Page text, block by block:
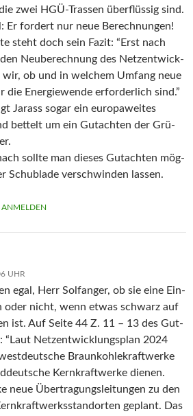
zwei HGÜ-Tras­sen über­flüs­sig sind.
Er for­dert nur neue Berechnungen!
steht doch sein Fazit: “Erst nach
Neu­be­rech­nung des Netz­ent­wick­
wir, ob und in wel­chem Umfang neue
die Ener­gie­wen­de erfor­der­lich sind.”
Jarass sogar ein euro­pa­wei­tes
bet­telt um ein Gut­ach­ten der Grü­
soll­te man die­ses Gut­ach­ten mög­
Schub­la­de ver­schwin­den lassen.
UHR
egal, Herr Sol­fan­ger, ob sie eine Ein­
oder nicht, wenn etwas schwarz auf
ist. Auf Sei­te 44 Z. 11 – 13 des Gut­
“Laut Netz­ent­wick­lungs­plan 2024
Braun­koh­le­kraft­wer­ke
Kern­kraft­wer­ke die­nen.
neue Über­tra­gungs­lei­tun­gen zu den
geplant. Das